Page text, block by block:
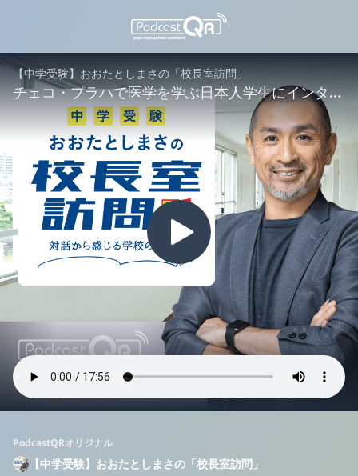
PodcastQRオリジナル
【中学受験】おおたとしまさの「校長室訪問」